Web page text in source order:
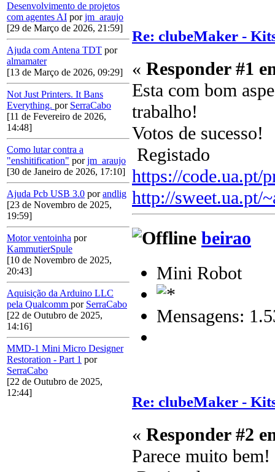
Desenvolvimento de projetos
com agentes AI porjm_araujo
[29 de Março de 2026, 21:59]
Ajuda com Antena TDT por
almamater
[13 de Março de 2026, 09:29]
Not Just Printers. It Bans
Everything. por SerraCabo
[11 de Fevereiro de 2026,
14:48]
Como lutar contra a
"enshitification" porjm_araujo
[30 de Janeiro de 2026, 17:10]
Ajuda Pcb USB 3.0 porandlig
[23 de Novembro de 2025,
19:59]
Motor ventoinha por
KammutierSpule
[10 de Novembro de 2025,
20:43]
Aquisição da Arduino LLC
pela Qualcomm por SerraCabo
[22 de Outubro de 2025,
14:16]
MMD-1 Mini Micro Designer
Restoration - Part 1 por
SerraCabo
[22 de Outubro de 2025,
12:44]
Re: clubeMaker -
« Responder #1
Esta com bom
trabalho!
Votos de sucesso!
Registado
https://code.ua.pt/
http://sweet.ua.pt/
beirao
Mini Robot
Mensagens:
Re: clubeMaker -
« Responder #2
Parece muito